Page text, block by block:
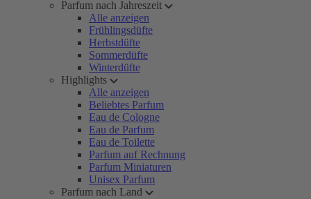
Parfum nach Jahreszeit
Alle anzeigen
Frühlingsdüfte
Herbstdüfte
Sommerdüfte
Winterdüfte
Highlights
Alle anzeigen
Beliebtes Parfum
Eau de Cologne
Eau de Parfum
Eau de Toilette
Parfum auf Rechnung
Parfum Miniaturen
Unisex Parfum
Parfum nach Land